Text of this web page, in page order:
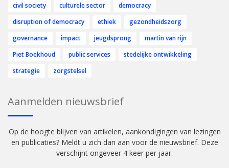
civil society
culturele sector
democracy
disruption of democracy
ethiek
gezondheidszorg
governance
impact jeugdsprong
martin van rijn
Piet Boekhoud
public services
stedelijke ontwikkeling
strategie
zorgstelsel
Aanmelden nieuwsbrief
Op de hoogte blijven van artikelen, aankondigingen van lezingen
en publicaties? Meldt u zich dan aan voor de nieuwsbrief. Deze
verschijnt ongeveer 4 keer per jaar.